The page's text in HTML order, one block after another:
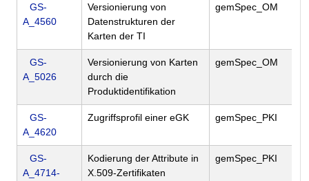
GS-
A_4560
Versionierung von
Datenstrukturen der
Karten der TI
gemSpec_OM
GS-
A_5026
Versionierung von Karten
durch die
Produktidentifikation
gemSpec_OM
GS-
A_4620
Zugriffsprofil einer eGK gemSpec_PKI
GS-
A_4714-
Kodierung der Attribute in
X.509-Zertifikaten
gemSpec_PKI